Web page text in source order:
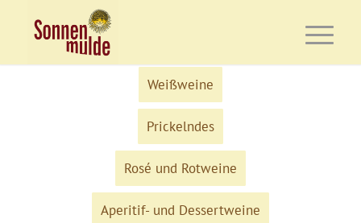
Weißweine
Prickelndes
Rosé und Rotweine
Aperitif- und Dessertweine